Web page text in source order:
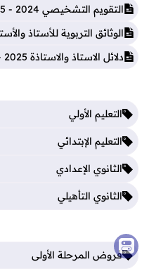
التقويم التشخيصي 2024 - 2025
الوثائق التربوية للأستاذ والأستاذة 2024
دلائل الاستاذ والاستاذة 2025 - 2024
التعليم الأولي
التعليم الإبتدائي
الثانوي الإعدادي
الثانوي التأهيلي
فروض المرحلة الأولى